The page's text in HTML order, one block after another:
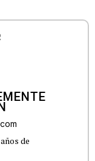
de